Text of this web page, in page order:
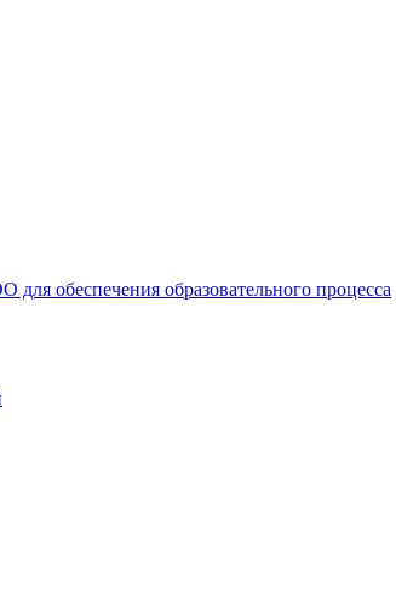
обеспечения образовательного процесса